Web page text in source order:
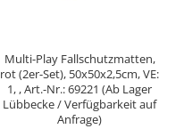
Multi-Play Fallschutzmatten,
rot (2er-Set), 50x50x2,5cm, VE:
1, , Art.-Nr.: 69221 (Ab Lager
Lübbecke / Verfügbarkeit auf
Anfrage)